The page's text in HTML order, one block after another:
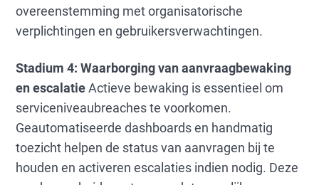
overeenstemming met organisatorische
verplichtingen en gebruikersverwachtingen.
Stadium 4: Waarborging van aanvraagbewaking
en escalatieActieve bewaking is essentieel om
serviceniveaubreaches te voorkomen.
Geautomatiseerde dashboards en handmatig
toezicht helpen de status van aanvragen bij te
houden en activeren escalaties indien nodig. Deze